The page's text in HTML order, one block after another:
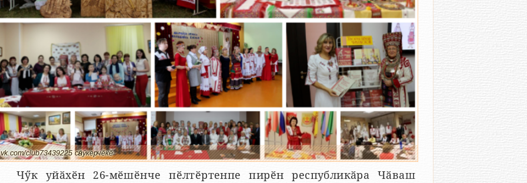
vk.com/club73439225 сӑнӳкерчӗкӗ
Чӳк уйӑхӗн 26-мӗшӗнче пӗлтӗртенпе пирӗн республикӑра Чӑваш